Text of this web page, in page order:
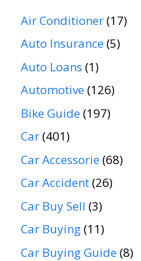
Air Conditioner(17)
Auto Insurance(5)
Auto Loans (1)
Automotive(126)
Bike Guide(197)
Car(401)
Car Accessorie(68)
Car Accident(26)
Car Buy Sell (3)
Car Buying(11)
Car Buying Guide(8)